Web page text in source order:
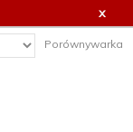
x
Porównywarka